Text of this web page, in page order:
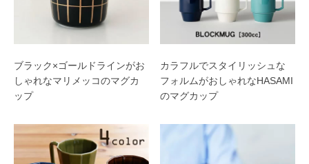
ブラック×ゴールドラインがお
しゃれなマリメッコのマグカ
ップ
カラフルでスタイリッシュな
フォルムがおしゃれなHASAMI
のマグカップ